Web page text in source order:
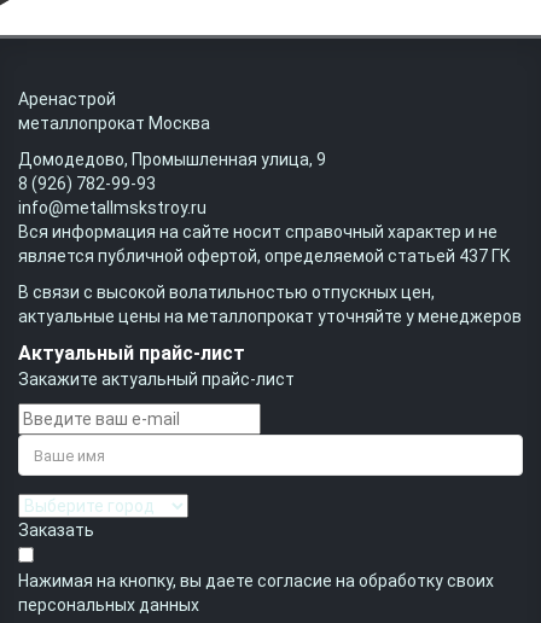
Аренастрой
металлопрокат Москва
Домодедово, Промышленная улица, 9
8 (926) 782-99-93
info@metallmskstroy.ru
Вся информация на сайте носит справочный характер и не
является публичной офертой, определяемой статьей 437 ГК
В связи с высокой волатильностью отпускных цен,
актуальные цены на металлопрокат уточняйте у менеджеров
Актуальный прайс-лист
Закажите актуальный прайс-лист
Заказать
Нажимая на кнопку, вы даете согласие на обработку своих
персональных данных